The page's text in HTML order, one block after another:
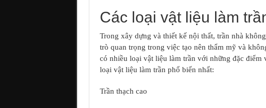
Các loại vật liệu làm
Trong xây dựng và thiết kế nội thất, trần nhà
trò quan trọng trong việc tạo nên thẩm mỹ và
có nhiều loại vật liệu làm trần với những đặc
loại vật liệu làm trần phổ biến nhất:
Trần thạch cao